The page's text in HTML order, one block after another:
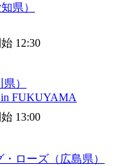
県）
12:30
）
FUKUYAMA
13:00
ローズ（広島県）